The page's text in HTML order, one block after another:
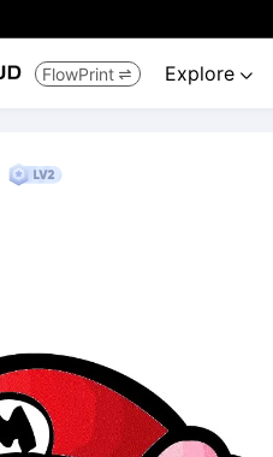
FlowPrint  Explore 